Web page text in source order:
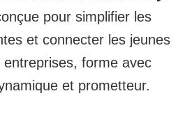
pour simplifier les
et connecter les jeunes
forme avec
et prometteur.